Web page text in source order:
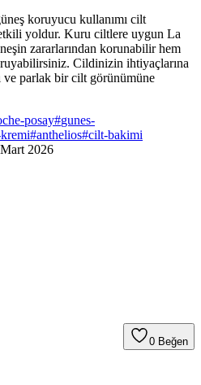
koruyucu kullanımı cilt
etkili yoldur. Kuru ciltlere uygun La
zararlarından korunabilir hem
Cildinizin ihtiyaçlarına
ve parlak bir cilt görünümüne
posay#gunes-
#anthelios#cilt-bakimi
2026
0 Beğen